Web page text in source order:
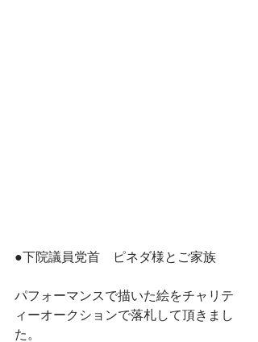
●下院議員党首　ピネダ様とご家族
パフォーマンスで描いた絵をチャリテ
ィーオークションで落札して頂きまし
た。